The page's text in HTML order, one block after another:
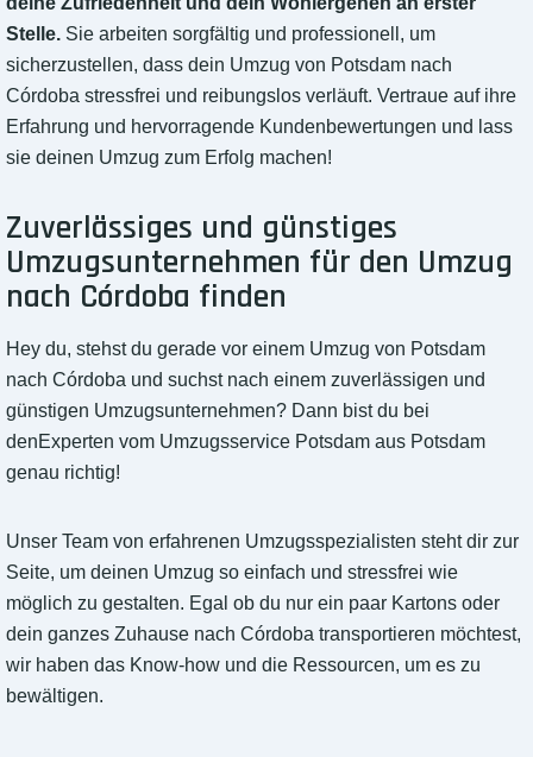
Stelle. Sie arbeiten sorgfältig und professionell, um
sicherzustellen, dass dein Umzug von Potsdam nach
Córdoba stressfrei und reibungslos verläuft. Vertraue auf ihre
Erfahrung und hervorragende Kundenbewertungen und lass
sie deinen Umzug zum Erfolg machen!
Zuverlässiges und günstiges
Umzugsunternehmen für den Umzug
nach Córdoba finden
Hey du, stehst du gerade vor einem Umzug von Potsdam
nach Córdoba und suchst nach einem zuverlässigen und
günstigen Umzugsunternehmen? Dann bist du bei
denExperten vom Umzugsservice Potsdam aus Potsdam
genau richtig!
Unser Team von erfahrenen Umzugsspezialisten steht dir zur
Seite, um deinen Umzug so einfach und stressfrei wie
möglich zu gestalten. Egal ob du nur ein paar Kartons oder
dein ganzes Zuhause nach Córdoba transportieren möchtest,
wir haben das Know-how und die Ressourcen, um es zu
bewältigen.